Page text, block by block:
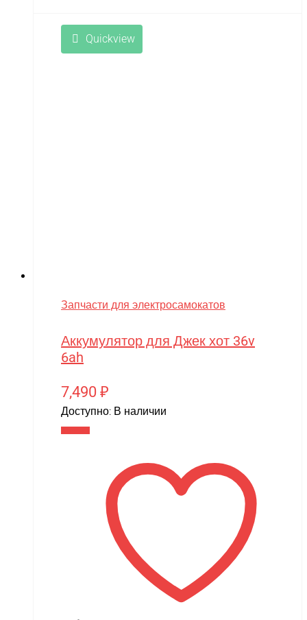
Quickview
Запчасти для электросамокатов
Аккумулятор для Джек хот 36v
6ah
7,490 ₽
Доступно: В наличии